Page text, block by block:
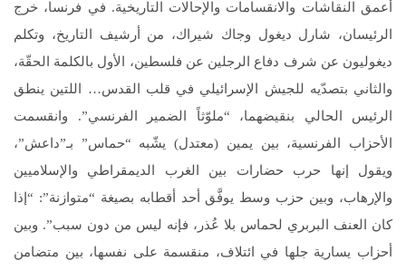
أعمق النقاشات والانقسامات والإحالات التاريخية. في فرنسا، خرج
الرئيسان، شارل ديغول وجاك شيراك، من أرشيف التاريخ، وتكلم
ديغوليون عن شرف دفاع الرجلين عن فلسطين، الأول بالكلمة الحقّة،
والثاني بتصدّيه للجيش الإسرائيلي في قلب القدس… اللتين ينطق
الرئيس الحالي بنقيضهما، “ملوّثاً الضمير الفرنسي”. وانقسمت
الأحزاب الفرنسية، بين يمين (معتدل) يشّبه “حماس” بـ”داعش”،
ويقول إنها حرب حضارات بين الغرب الديمقراطي والإسلاميين
والإرهاب، وبين حزب وسط يوفَّق أحد أقطابه بصيغة “متوازنة”: “إذا
كان العنف البربري لحماس بلا عُذر، فإنه ليس من دون سبب”. وبين
أحزاب يسارية جلها في ائتلاف، منقسمة على نفسها، بين متضامن